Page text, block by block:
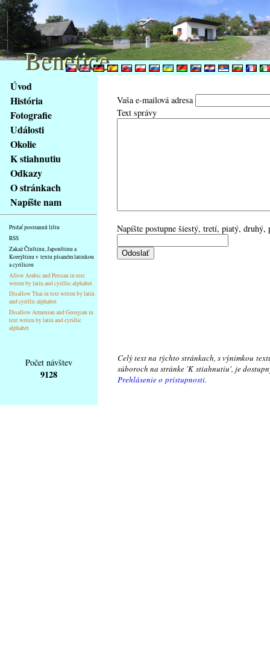
obsah
stránky
Klávesové
zkratky
tomto
webu
základní
Hlavní
strana
Úvod
História
Fotografie
Události
Okolie
K stiahnutiu
Odkazy
O stránkach
Napíšte nam
Pridať postrannú lištu
RSS
Zakaž Čínštinu, Japonštinu a
Korejštinu v textu písaném latinkou
a cyrilicou
Allow Arabic and Persian in text
writen by latin and cyrillic alphabet
Disallow Thai in text writen by latin
and cyrillic alphabet
Disallow Armenian and Georgian in
text writen by latin and cyrillic
alphabet
Vaša e-mailová adresa
Text správy
Napíšte postupne šiestý, tretí, piatý, druhý,
Počet návštev
9128
Celý text na týchto stránkach, s výnimkou
súboroch na stránke 'K stiahnutiu', je
Prehlásenie o prístupnosti.
Benetice
Benetice